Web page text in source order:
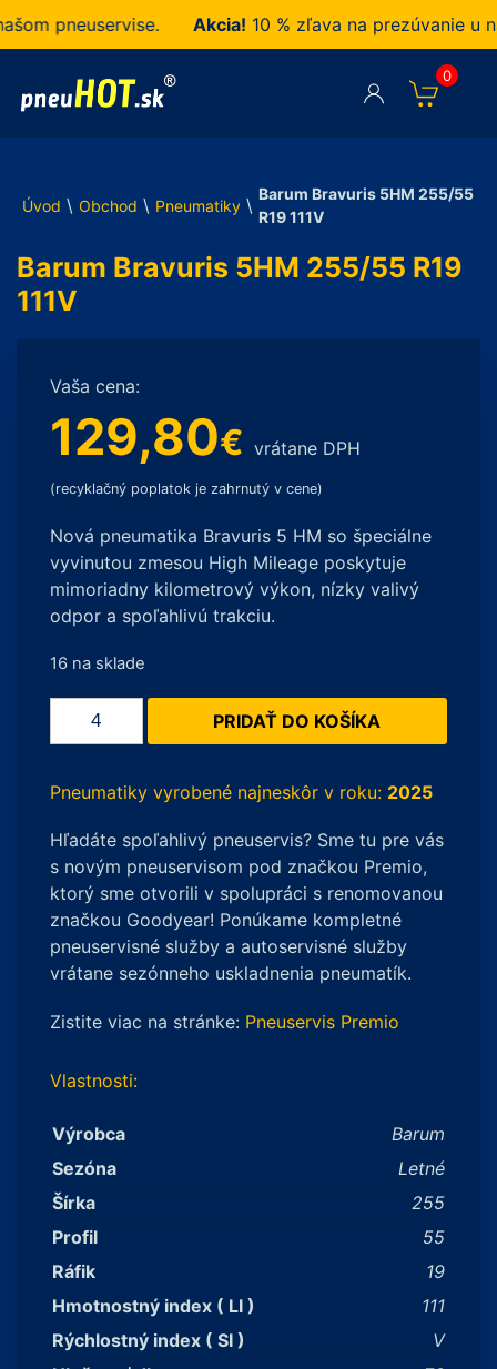
pneuservise. Akcia!10 % zľava na prezúvanie u nás
0
Úvod \ Obchod \ Pneumatiky \
Barum Bravuris 5HM 255/55
R19 111V
Barum Bravuris 5HM 255/55 R19
111V
Vaša cena:
129,80€ vrátane DPH
(recyklačný poplatok je zahrnutý v cene)
Nová pneumatika Bravuris 5 HM so špeciálne
vyvinutou zmesou High Mileage poskytuje
mimoriadny kilometrový výkon, nízky valivý
odpor a spoľahlivú trakciu.
16 na sklade
množstvo
5HM
R19
111V
PRIDAŤ DO KOŠÍKA
Pneumatiky vyrobené najneskôr v roku: 2025
Hľadáte spoľahlivý pneuservis? Sme tu pre vás
s novým pneuservisom pod značkou Premio,
ktorý sme otvorili v spolupráci s renomovanou
značkou Goodyear! Ponúkame kompletné
pneuservisné služby a autoservisné služby
vrátane sezónneho uskladnenia pneumatík.
Zistite viac na stránke: Pneuservis Premio
Vlastnosti:
Výrobca
Barum
Sezóna
Letné
Šírka
255
Profil
55
Ráfik
19
Hmotnostný index ( LI )
111
Rýchlostný index ( SI )
V